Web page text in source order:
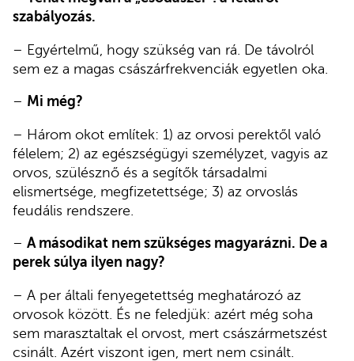
szabályozás.
– Egyértelmű, hogy szükség van rá. De távolról
sem ez a magas császárfrekvenciák egyetlen oka.
– Mi még?
– Három okot említek: 1) az orvosi perektől való
félelem; 2) az egészségügyi személyzet, vagyis az
orvos, szülésznő és a segítők társadalmi
elismertsége, megfizetettsége; 3) az orvoslás
feudális rendszere.
– A másodikat nem szükséges magyarázni. De a
perek súlya ilyen nagy?
– A per általi fenyegetettség meghatározó az
orvosok között. És ne feledjük: azért még soha
sem marasztaltak el orvost, mert császármetszést
csinált. Azért viszont igen, mert nem csinált.